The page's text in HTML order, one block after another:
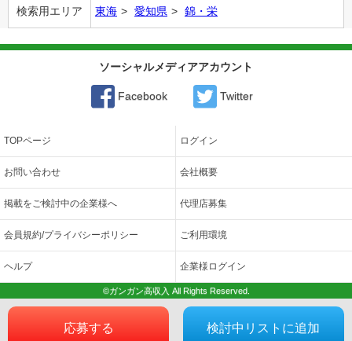
検索用エリア 東海 愛知県 錦・栄
ソーシャルメディアアカウント
Facebook Twitter
TOPページ ログイン
お問い合わせ 会社概要
掲載をご検討中の企業様へ 代理店募集
会員規約/プライバシーポリシー ご利用環境
ヘルプ 企業様ログイン
©ガンガン高収入 All Rights Reserved.
応募する 検討中リストに追加